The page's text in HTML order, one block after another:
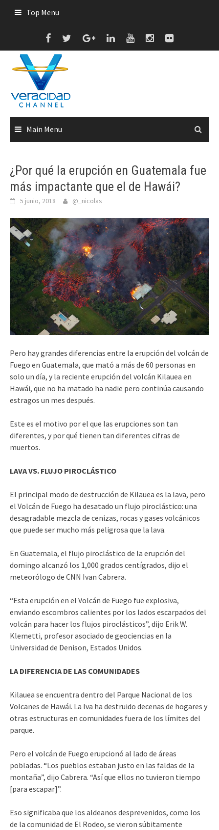
Top Menu
Main Menu
¿Por qué la erupción en Guatemala fue
más impactante que el de Hawái?
5 junio, 2018 @_nicolas
Pero hay grandes diferencias entre la erupción del volcán de
Fuego en Guatemala, que mató a más de 60 personas en
solo un día, y la reciente erupción del volcán Kilauea en
Hawái, que no ha matado ha nadie pero continúa causando
estragos un mes después.
Este es el motivo por el que las erupciones son tan
diferentes, y por qué tienen tan diferentes cifras de
muertos.
LAVA VS. FLUJO PIROCLÁSTICO
El principal modo de destrucción de Kilauea es la lava, pero
el Volcán de Fuego ha desatado un flujo piroclástico: una
desagradable mezcla de cenizas, rocas y gases volcánicos
que puede ser mucho más peligrosa que la lava.
En Guatemala, el flujo piroclástico de la erupción del
domingo alcanzó los 1,000 grados centígrados, dijo el
meteorólogo de CNN Ivan Cabrera.
“Esta erupción en el Volcán de Fuego fue explosiva,
enviando escombros calientes por los lados escarpados del
volcán para hacer los flujos piroclásticos”, dijo Erik W.
Klemetti, profesor asociado de geociencias en la
Universidad de Denison, Estados Unidos.
LA DIFERENCIA DE LAS COMUNIDADES
Kilauea se encuentra dentro del Parque Nacional de los
Volcanes de Hawái. La lva ha destruido decenas de hogares y
otras estructuras en comunidades fuera de los límites del
parque.
Pero el volcán de Fuego erupcionó al lado de áreas
pobladas. “Los pueblos estaban justo en las faldas de la
montaña”, dijo Cabrera. “Así que ellos no tuvieron tiempo
[para escapar]”.
Eso significaba que los aldeanos desprevenidos, como los
de la comunidad de El Rodeo, se vieron súbitamente